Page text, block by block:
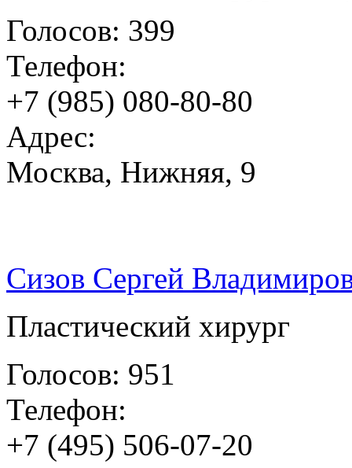
Голосов: 399
Телефон:
+7 (985) 080-80-80
Адрес:
Москва, Нижняя, 9
Сизов Сергей
Пластический хирург
Голосов: 951
Телефон:
+7 (495) 506-07-20